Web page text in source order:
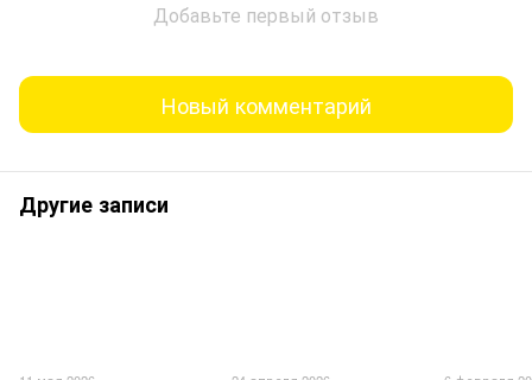
Добавьте первый отзыв
Новый комментарий
Другие записи